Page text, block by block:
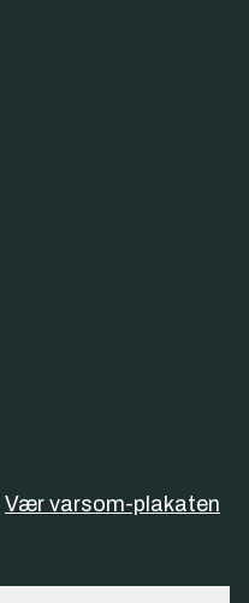
Vær varsom-plakaten